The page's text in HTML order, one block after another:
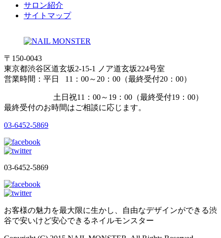
サロン紹介
サイトマップ
〒150-0043
東京都渋谷区道玄坂2-15-1 ノア道玄坂224号室
営業時間：平日 11：00～20：00（最終受付20：00）
土日祝11：00～19：00（最終受付19：00）
最終受付のお時間はご相談に応じます。
03-6452-5869
03-6452-5869
お客様の魅力を最大限に生かし、自由なデザインができる渋
谷で安いけど安心できるネイルモンスター